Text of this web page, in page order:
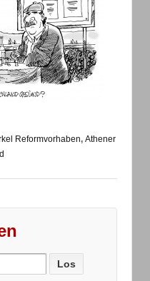
Reformvorhaben, Athener